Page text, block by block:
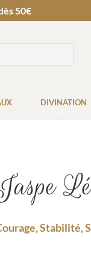
50€
DIVINATION
Stabilité,